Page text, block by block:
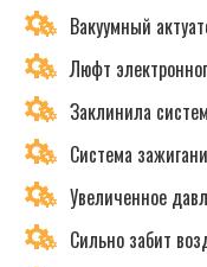
Вакуумный
Люфт
Заклинила
Система
Увеличенное
Сильно забит